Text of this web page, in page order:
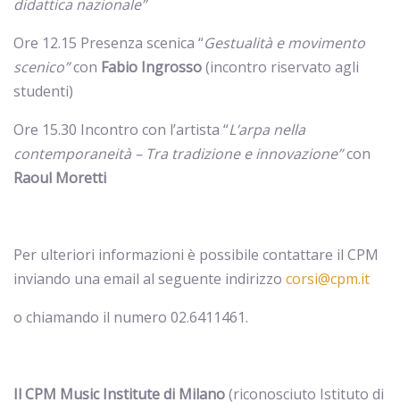
didattica nazionale”
Ore 12.15 Presenza scenica “Gestualità e movimento
scenico”con Fabio Ingrosso(incontro riservato agli
studenti)
Ore 15.30 Incontro con l’artista “L’arpa nella
contemporaneità – Tra tradizione e innovazione”con
Raoul Moretti
Per ulteriori informazioni è possibile contattare il CPM
inviando una email al seguente indirizzo corsi@cpm.it
o chiamando il numero 02.6411461.
Il CPM Music Institute di Milano(riconosciuto Istituto di